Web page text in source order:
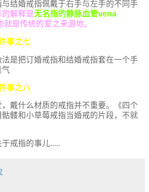
结婚戒指佩戴于右手与左手的不同手
解释是无名指的静脉血管vena
就是传统的爱之来源地。
事之七
是把订婚戒指和结婚戒指套在一个手
气
事之八
戴什么材质的戒指并不重要。《四个
髅和小草莓戒指当婚戒的片段，不就
戒指的事儿.....